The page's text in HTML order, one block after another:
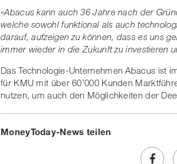
«Abacus kann auch 36 Jahre nach der
welche sowohl funktional als auch
darauf, aufzeigen zu können, dass es uns
immer wieder in die Zukunft zu investieren
Das Technologie-Unternehmen Abacus ist
für KMU mit über 60’000 Kunden
nutzen, um auch den Möglichkeiten der
MoneyToday-News teilen